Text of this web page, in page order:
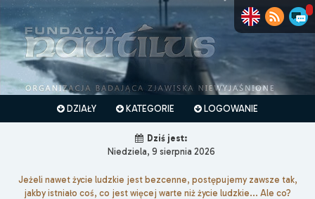
DZIAŁY KATEGORIE LOGOWANIE
Dziś jest:
Niedziela, 9 sierpnia 2026
Jeżeli nawet życie ludzkie jest bezcenne, postępujemy zawsze tak,
jakby istniało coś, co jest więcej warte niż życie ludzkie... Ale co?